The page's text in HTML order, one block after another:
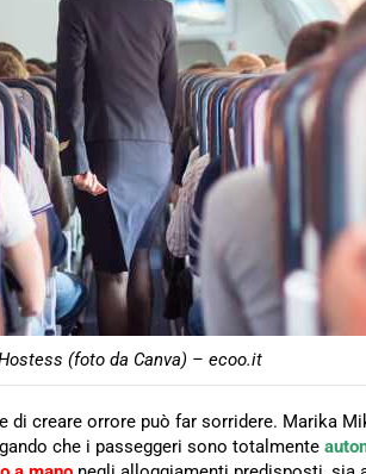
(foto da Canva) – ecoo.it
di creare orrore può far sorridere. Marika
che i passeggeri sono totalmente